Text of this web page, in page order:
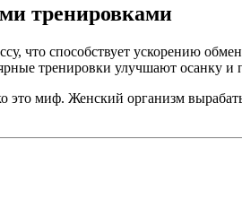
тренировками
что способствует ускорению
тренировки улучшают осанку и
это миф. Женский организм